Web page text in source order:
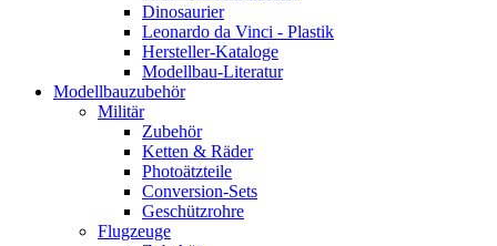
Dinosaurier
Leonardo da Vinci - Plastik
Hersteller-Kataloge
Modellbau-Literatur
Modellbauzubehör
Militär
Zubehör
Ketten & Räder
Photoätzteile
Conversion-Sets
Geschützrohre
Flugzeuge